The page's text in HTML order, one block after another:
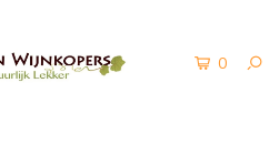
0